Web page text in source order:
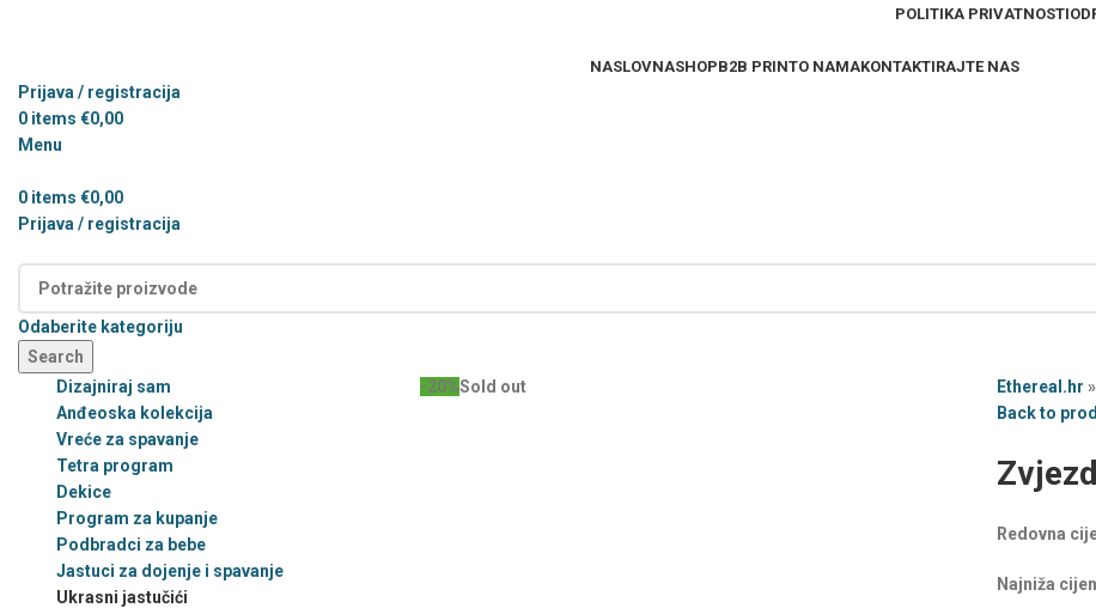
POLITIKA PRIVATNOSTI
NASLOVNASHOPB2B PRINTO NAMAKONTAKTIRAJTE NAS
Prijava / registracija
0 items €0,00
Menu
0 items €0,00
Prijava / registracija
Odaberite kategoriju
Search
-20%Sold out Ethereal.hr »
Back to
Redovna
Najniža
Dizajniraj sam
Anđeoska kolekcija
Vreće za spavanje
Tetra program
Dekice
Program za kupanje
Podbradci za bebe
Jastuci za dojenje i spavanje
Ukrasni jastučići